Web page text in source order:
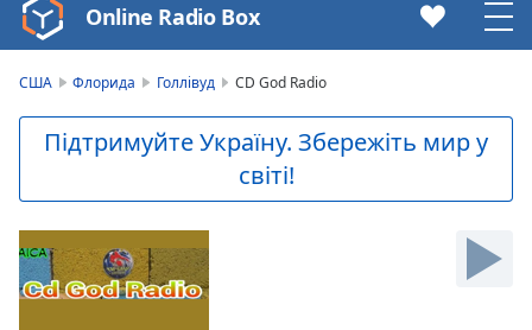
Video
Player
Video
Skip
Skip
Forward
Mute
Online Radio Box
США Флорида Голлівуд CD God Radio
Підтримуйте Україну. Збережіть мир у
світі!